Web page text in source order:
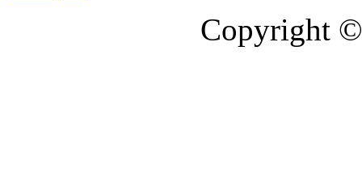
Copyright